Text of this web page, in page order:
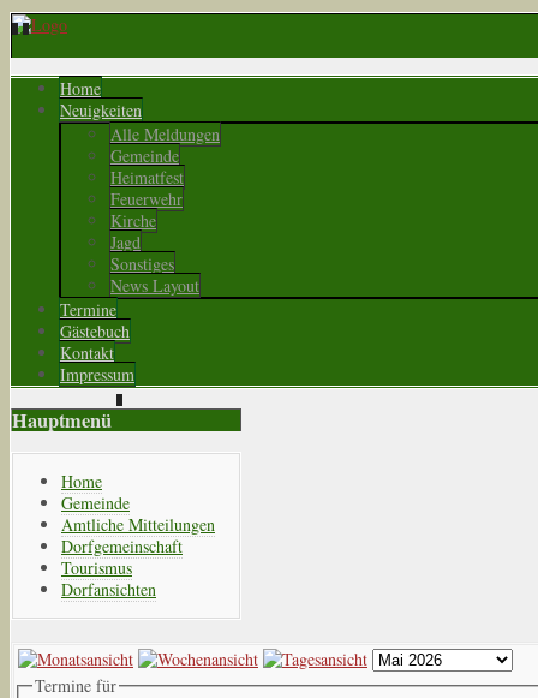
Home
Neuigkeiten
Alle Meldungen
Gemeinde
Heimatfest
Feuerwehr
Kirche
Jagd
Sonstiges
News Layout
Termine
Gästebuch
Kontakt
Impressum
Hauptmenü
Home
Gemeinde
Amtliche Mitteilungen
Dorfgemeinschaft
Tourismus
Dorfansichten
Termine für